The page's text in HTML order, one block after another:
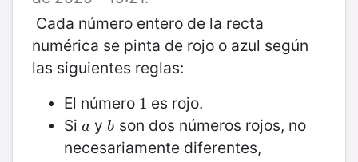
Cada número entero de la recta
numérica se pinta de rojo o azul según
las siguientes reglas:
El número 1
1 es rojo.
Si a
a yb
b son dos números rojos, no
necesariamente diferentes,